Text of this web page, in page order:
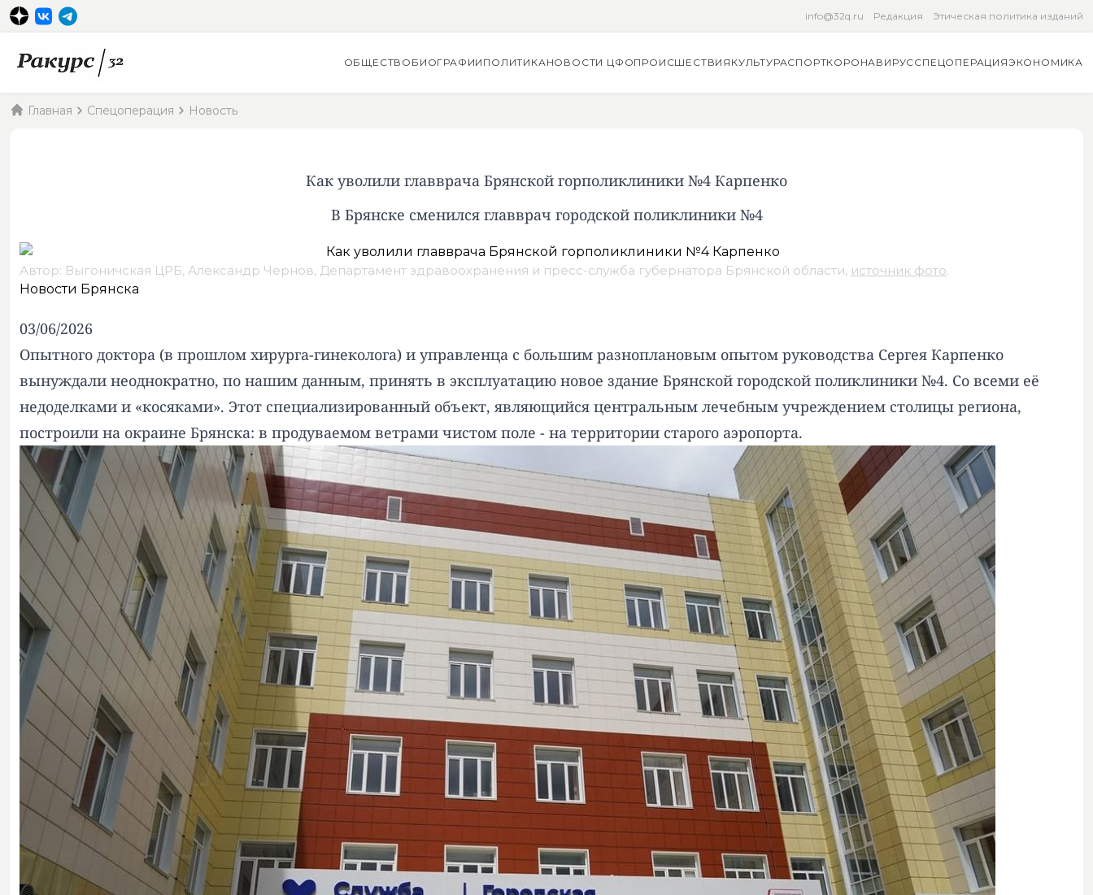
info@32q.ru Редакция Этическая политика изданий
ОБЩЕСТВО БИОГРАФИИ ПОЛИТИКАНОВОСТИ ЦФОПРОИСШЕСТВИЯ КУЛЬТУРАСПОРТКОРОНАВИРУССПЕЦОПЕРАЦИЯЭКОНОМИКА
Главная Спецоперация Новость
Как уволили главврача Брянской горполиклиники №4 Карпенко
В Брянске сменился главврач городской поликлиники №4
Автор: Выгоничская ЦРБ, Александр Чернов, Департамент здравоохранения и пресс-служба губернатора Брянской области, источник фото.
Новости Брянска
03/06/2026
Опытного доктора (в прошлом хирурга-гинеколога) и управленца с большим разноплановым опытом руководства Сергея Карпенко
вынуждали неоднократно, по нашим данным, принять в эксплуатацию новое здание Брянской городской поликлиники №4. Со всеми её
недоделками и «косяками». Этот специализированный объект, являющийся центральным лечебным учреждением столицы региона,
построили на окраине Брянска: в продуваемом ветрами чистом поле - на территории старого аэропорта.